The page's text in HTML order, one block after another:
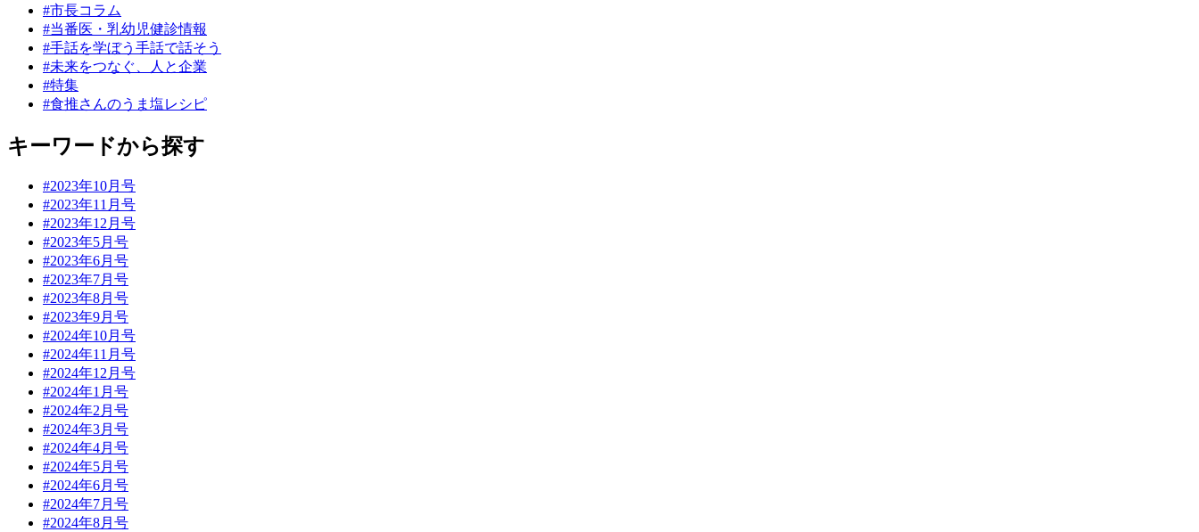
#市長コラム
#当番医・乳幼児健診情報
#手話を学ぼう手話で話そう
#未来をつなぐ、人と企業
#特集
#食推さんのうま塩レシピ
キーワードから探す
#2023年10月号
#2023年11月号
#2023年12月号
#2023年5月号
#2023年6月号
#2023年7月号
#2023年8月号
#2023年9月号
#2024年10月号
#2024年11月号
#2024年12月号
#2024年1月号
#2024年2月号
#2024年3月号
#2024年4月号
#2024年5月号
#2024年6月号
#2024年7月号
#2024年8月号